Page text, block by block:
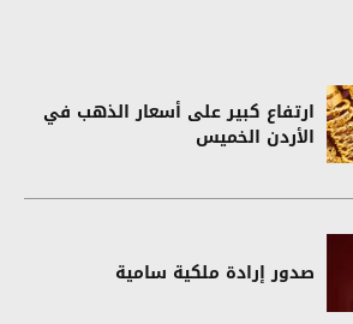
ارتفاع كبير على أسعار الذهب في
الأردن الخميس
صدور إرادة ملكية سامية